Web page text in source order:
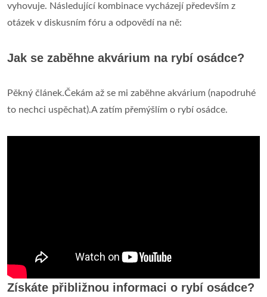
vyhovuje. Následující kombinace vycházejí především z
otázek v diskusním fóru a odpovědí na ně:
Jak se zaběhne akvárium na rybí osádce?
Pěkný článek.Čekám až se mi zaběhne akvárium (napodruhé
to nechci uspěchat).A zatím přemýšlím o rybí osádce.
Získáte přibližnou informaci o rybí osádce?